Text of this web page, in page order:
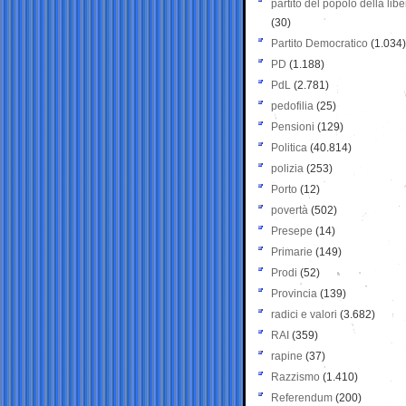
partito del popolo della
(30)
Partito Democratico (1.034)
PD (1.188)
PdL (2.781)
pedofilia (25)
Pensioni (129)
Politica (40.814)
polizia (253)
Porto (12)
povertà (502)
Presepe (14)
Primarie (149)
Prodi (52)
Provincia (139)
radici e valori (3.682)
RAI (359)
rapine (37)
Razzismo (1.410)
Referendum (200)